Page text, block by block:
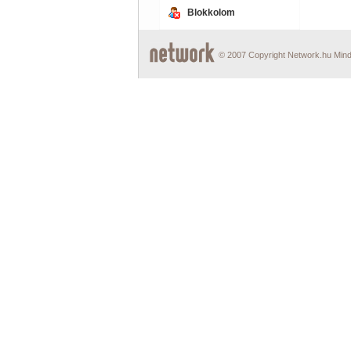
Blokkolom
© 2007 Copyright Network.hu